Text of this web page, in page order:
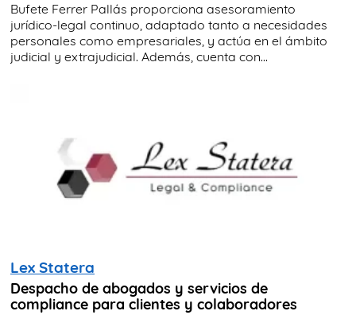
Bufete Ferrer Pallás proporciona asesoramiento
jurídico-legal continuo, adaptado tanto a necesidades
personales como empresariales, y actúa en el ámbito
judicial y extrajudicial. Además, cuenta con...
Lex Statera
Despacho de abogados y servicios de
compliance para clientes y colaboradores